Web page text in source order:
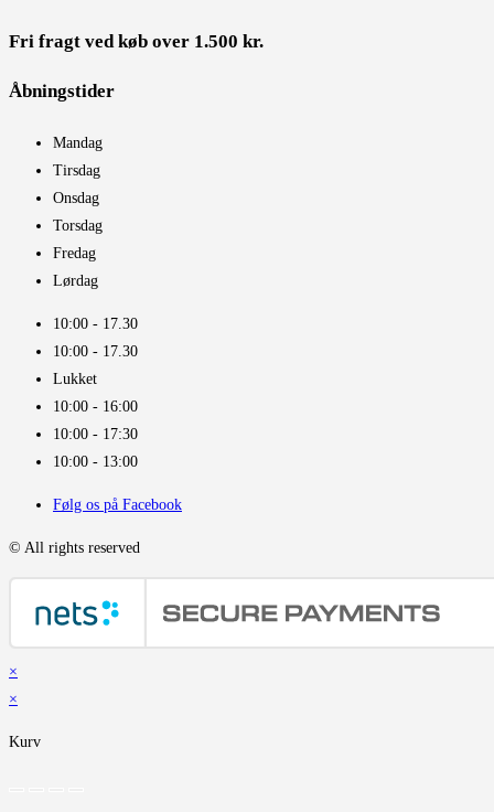
Fri fragt ved køb over 1.500 kr.
Åbningstider​
Mandag
Tirsdag
Onsdag
Torsdag
Fredag
Lørdag
10:00 - 17.30​
10:00 - 17.30​
Lukket
10:00 - 16:00​
10:00 - 17:30
10:00 - 13:00
Følg os på Facebook
© All rights reserved
×
×
Kurv